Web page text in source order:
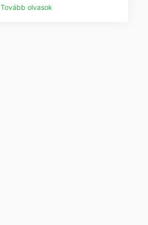
Tovább olvasok